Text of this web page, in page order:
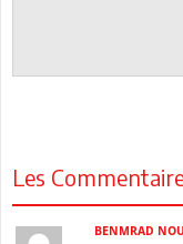
Les
BENMRAD